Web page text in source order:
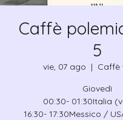
Caffè
5
vie, 07 ago
  |
Caffè
Giovedì
00:30- 01:30Italia
16:30- 17:30Messico /